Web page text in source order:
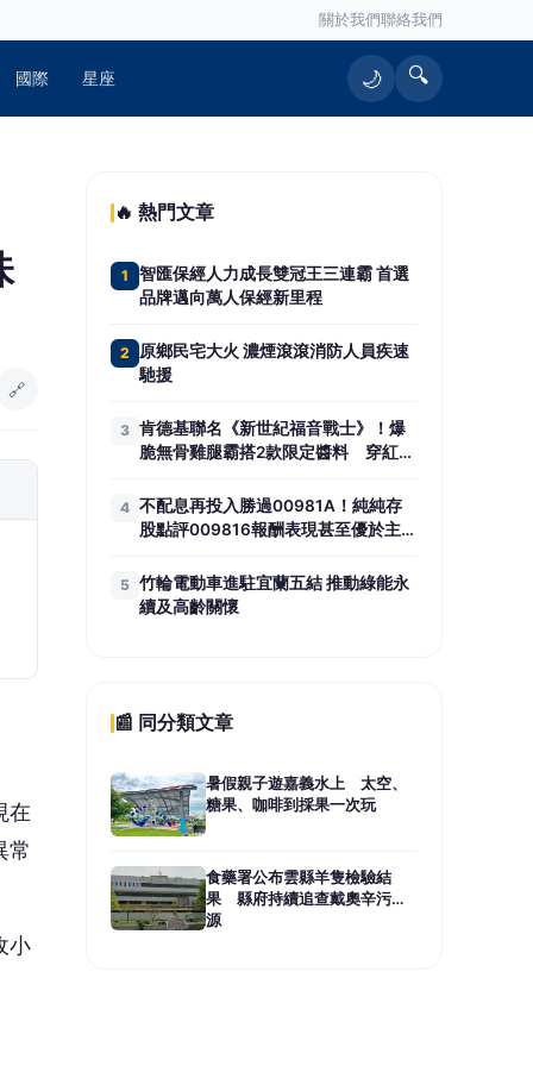
關於我們聯絡我們
國際 星座 🌙 🔍
🔗
在
常
小
🔥 熱門文章
1
智匯保經人力成長雙冠王三連霸 首選
品牌邁向萬人保經新里程
2
原鄉民宅大火 濃煙滾滾消防人員疾速
馳援
3 肯德基聯名《新世紀福音戰士》！爆
脆無骨雞腿霸搭2款限定醬料 穿紅白
4 不配息再投入勝過00981A！純純存
股點評009816報酬表現甚至優於主動
5 竹輪電動車進駐宜蘭五結 推動綠能永
續及高齡關懷
📰 同分類文章
暑假親子遊嘉義水上 太空、
糖果、咖啡到採果一次玩
食藥署公布雲縣羊隻檢驗結
果 縣府持續追查戴奧辛污染
源